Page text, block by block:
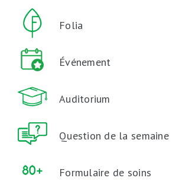
Folia
Événement
Auditorium
Question de la semaine
Formulaire de soins